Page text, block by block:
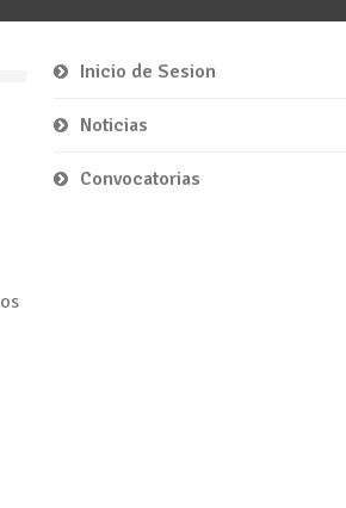
Inicio de Sesion
Noticias
Convocatorias